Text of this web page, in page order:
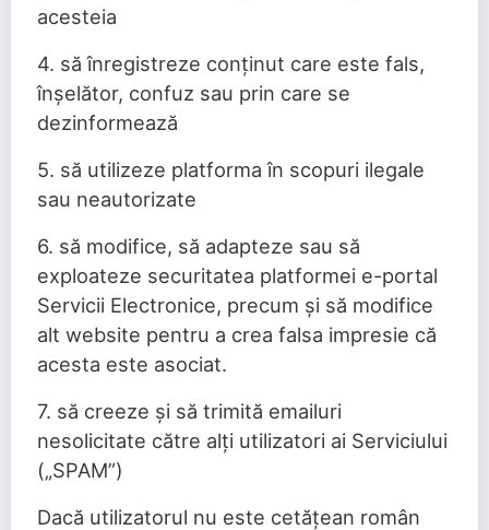
acesteia
4. să înregistreze conținut care este fals,
înșelător, confuz sau prin care se
dezinformează
5. să utilizeze platforma în scopuri ilegale
sau neautorizate
6. să modifice, să adapteze sau să
exploateze securitatea platformei e-portal
Servicii Electronice, precum și să modifice
alt website pentru a crea falsa impresie că
acesta este asociat.
7. să creeze și să trimită emailuri
nesolicitate către alți utilizatori ai Serviciului
(„SPAM”)
Dacă utilizatorul nu este cetățean român